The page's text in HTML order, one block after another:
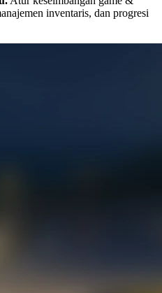
inventaris, dan progresi